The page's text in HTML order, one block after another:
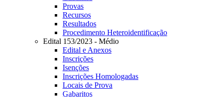
Provas
Recursos
Resultados
Procedimento Heteroidentificação
Edital 153/2023 - Médio
Edital e Anexos
Inscrições
Isenções
Inscrições Homologadas
Locais de Prova
Gabaritos